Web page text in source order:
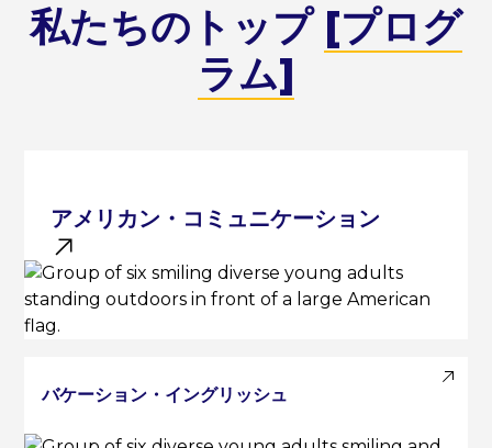
私たちのトップ [プログ
ラム]
アメリカン・コミュニケーション
バケーション・イングリッシュ